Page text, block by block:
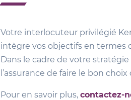
Votre interlocuteur privilégié
intègre vos objectifs en termes
Dans le cadre de votre
l’assurance de faire le bon
Pour en savoir plus, contactez-